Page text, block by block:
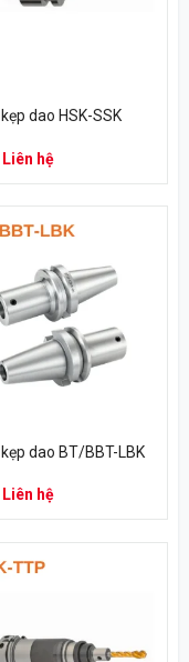
dao HSK-SSK
Liên hệ
dao BT/BBT-LBK
Liên hệ